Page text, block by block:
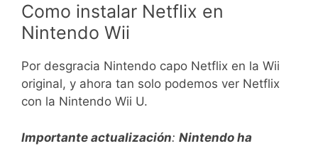
Como instalar Netflix en
Nintendo Wii
Por desgracia Nintendo capo Netflix en la Wii
original, y ahora tan solo podemos ver Netflix
con la Nintendo Wii U.
Importante actualización: Nintendo ha